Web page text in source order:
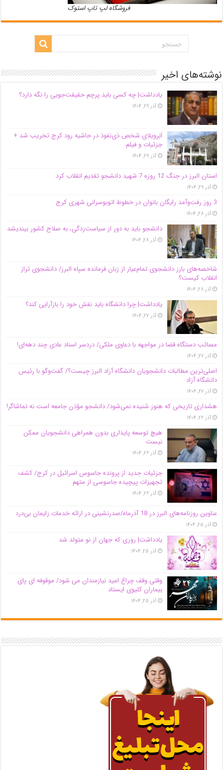
فروشگاه لپ تاپ استوک
نوشته‌های اخیر
یادداشت| ‌چه کسی باید پرچم حقیقت‌جویی را نگه دارد؟
آذر ۲۹, ۱۴۰۴
اَبَر‌ویلای شخص ذی‌نفوذ در حاشیه‌ رود کرج تخریب شد +
جزئیات و فیلم
آذر ۲۹, ۱۴۰۴
استان البرز در جنگ 12 روزه 7 شهید دانشجو تقدیم انقلاب کرد
آذر ۲۹, ۱۴۰۴
3 روز رفت‌وآمد رایگان بانوان در خطوط اتوبوسرانی شهری کرج
آذر ۲۸, ۱۴۰۴
دانشجو باید به دور از سیاست‌زدگی، به صلاح کشور بیندیشد
آذر ۲۸, ۱۴۰۴
شاخصه‌های بارز دانشجوی تمام‌عیار از زبان فرمانده سپاه البرز/ دانشجوی تراز
انقلاب کیست؟
آذر ۲۸, ۱۴۰۴
یادداشت| چرا دانشگاه باید نقش خود را بازآرایی کند؟
آذر ۲۷, ۱۴۰۴
مصائب دستگاه قضا در مواجهه با دعاوی ملکی/ دردسر اسناد عادی چند‌ دهه‌ای!
آذر ۲۷, ۱۴۰۴
اصلی‌ترین مطالبات دانشجویان دانشگاه آزاد البرز چیست؟/ گفت‌وگو با رئیس
دانشگاه آز‌اد
آذر ۲۷, ۱۴۰۴
هشداری تاریخی که هنوز شنیده نمی‌شود/ دانشجو مؤذن جامعه است نه تماشاگر!
آذر ۲۶, ۱۴۰۴
هیچ توسعه پایداری بدون همراهی دانشجویان ممکن
نیست
آذر ۲۶, ۱۴۰۴
جزئیات جدید از پرونده جاسوس اسرائیل در کرج/‌ کشف
تجهیزات پیچیده جاسوسی از متهم
آذر ۲۶, ۱۴۰۴
عناوین روزنامه‌های البرز در ‌18 آذرماه/صدرنشینی در ارائه خدمات زایمان بی‌درد
آذر ۲۵, ۱۴۰۴
یادداشت| روزی که جهان از نو متولد شد
آذر ۲۵, ۱۴۰۴
وقتی وقف چراغ امید نیازمندان می شود/ موقوفه ای پای
بیماران کلیوی ایستاد
آذر ۲۵, ۱۴۰۴